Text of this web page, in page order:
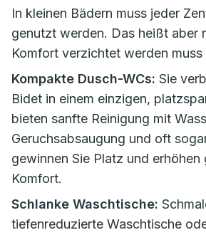
In kleinen Bädern muss jeder
genutzt werden. Das heißt aber
Komfort verzichtet werden muss
Kompakte Dusch-WCs: Sie
Bidet in einem einzigen,
bieten sanfte Reinigung mit
Geruchsabsaugung und oft
gewinnen Sie Platz und
Komfort.
Schlanke Waschtische:
tiefenreduzierte Waschtische